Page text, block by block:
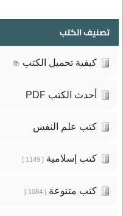
تصنيف الكتب
كيفية تحميل الكتب 📚
أحدث الكتب PDF
كتب علم النفس
كتب إسلامية[ 1149 ]
كتب متنوعة[ 1084 ]